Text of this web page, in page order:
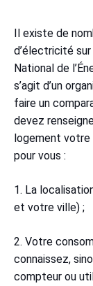
Il existe de
d’électricité
National de
s’agit d’un
faire un
devez
logement
pour vous :
1. La
et votre ville) ;
2. Votre
connaissez,
compteur ou